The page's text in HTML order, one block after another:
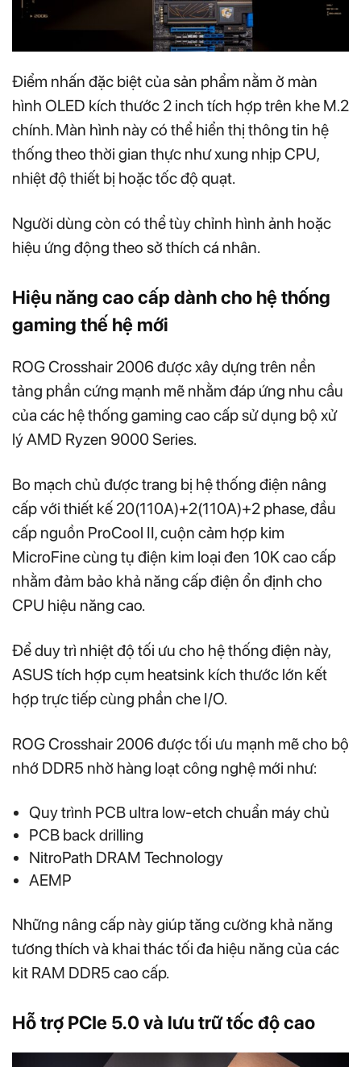
Điểm nhấn đặc biệt của sản phẩm nằm ở màn
hình OLED kích thước 2 inch tích hợp trên khe M.2
chính. Màn hình này có thể hiển thị thông tin hệ
thống theo thời gian thực như xung nhịp CPU,
nhiệt độ thiết bị hoặc tốc độ quạt.
Người dùng còn có thể tùy chỉnh hình ảnh hoặc
hiệu ứng động theo sở thích cá nhân.
Hiệu năng cao cấp dành cho hệ thống
gaming thế hệ mới
ROG Crosshair 2006 được xây dựng trên nền
tảng phần cứng mạnh mẽ nhằm đáp ứng nhu cầu
của các hệ thống gaming cao cấp sử dụng bộ xử
lý AMD Ryzen 9000 Series.
Bo mạch chủ được trang bị hệ thống điện nâng
cấp với thiết kế 20(110A)+2(110A)+2 phase, đầu
cấp nguồn ProCool II, cuộn cảm hợp kim
MicroFine cùng tụ điện kim loại đen 10K cao cấp
nhằm đảm bảo khả năng cấp điện ổn định cho
CPU hiệu năng cao.
Để duy trì nhiệt độ tối ưu cho hệ thống điện này,
ASUS tích hợp cụm heatsink kích thước lớn kết
hợp trực tiếp cùng phần che I/O.
ROG Crosshair 2006 được tối ưu mạnh mẽ cho bộ
nhớ DDR5 nhờ hàng loạt công nghệ mới như:
Quy trình PCB ultra low-etch chuẩn máy chủ
PCB back drilling
NitroPath DRAM Technology
AEMP
Những nâng cấp này giúp tăng cường khả năng
tương thích và khai thác tối đa hiệu năng của các
kit RAM DDR5 cao cấp.
Hỗ trợ PCIe 5.0 và lưu trữ tốc độ cao